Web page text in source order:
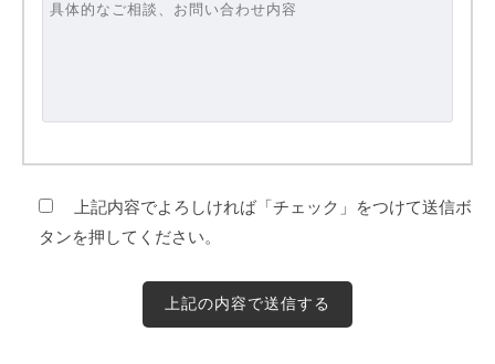
上記内容でよろしければ「チェック」をつけて送信ボ
タンを押してください。